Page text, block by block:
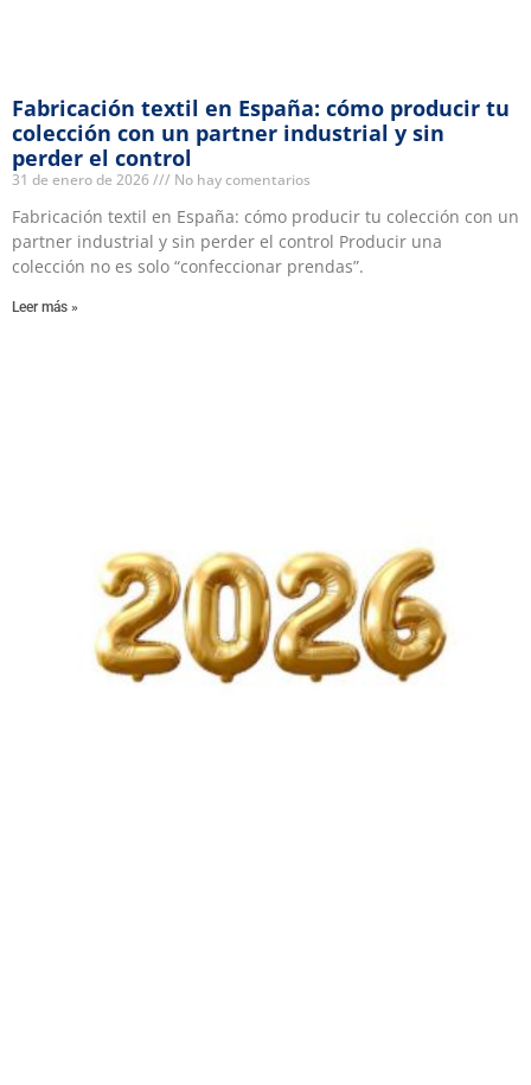
Fabricación textil en España: cómo producir tu
colección con un partner industrial y sin
perder el control
31 de enero de 2026 No hay comentarios
Fabricación textil en España: cómo producir tu colección con un
partner industrial y sin perder el control Producir una
colección no es solo “confeccionar prendas”.
Leer más »